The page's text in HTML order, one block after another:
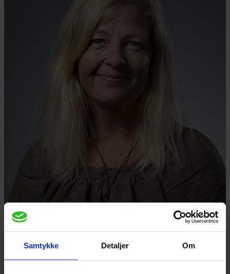
Samtykke Detaljer Om